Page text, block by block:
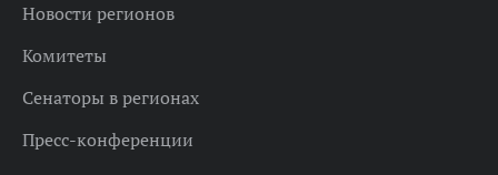
Новости регионов
Комитеты
Сенаторы в регионах
Пресс-конференции